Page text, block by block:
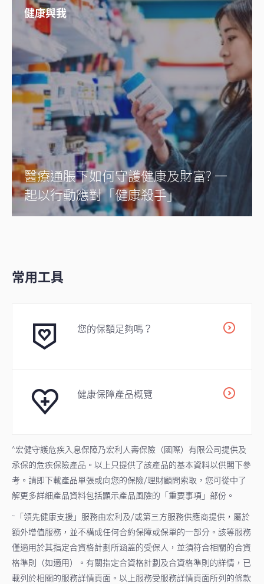
健康與我
醫療通脹下如何守護健康及財富? 一
起以行動應對「健康殺手」
常用工具
您的保額足夠嗎？
健康保障產品概覽
^宏健守護危疾入息保障乃宏利人壽保險（國際）有限公司提供及
承保的危疾保險產品。以上只提供了該產品的基本資料以供閣下參
考。請即下載產品單張或向您的保險/理財顧問索取，您可從中了
解更多詳細產品資料包括顯示產品風險的「重要事項」部份。
~
「領先健康支援」服務由宏利及/或第三方服務供應商提供，屬於
額外增值服務，並不構成任何合約保障或保單的一部分。該等服務
僅適用於其指定合資格計劃所涵蓋的受保人，並須符合相關的合資
格準則（如適用）。有關指定合資格計劃及合資格準則的詳情，已
載列於相關的服務詳情頁面。以上服務受服務詳情頁面所列的條款